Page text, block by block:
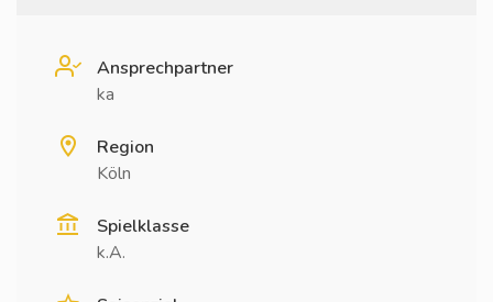
Ansprechpartner
ka
Region
Köln
Spielklasse
k.A.